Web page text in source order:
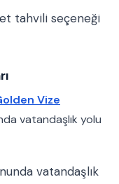
tahvili seçeneği
Vize
vatandaşlık yolu
vatandaşlık